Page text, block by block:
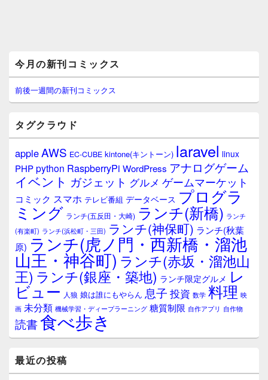
イ
ン
サ
イ
ウ
ィ
ジ
ェ
ア
今月の新刊コミックス
前後一週間の新刊コミックス
タグクラウド
appleAWS EC-CUBE kintone(キントーン) laravel linux
PHPpython RaspberryPi WordPress アナログゲーム
イベント ガジェット グルメ ゲームマーケット
コミック スマホ テレビ番組 データベース プログラ
ミング ランチ(五反田・大崎) ランチ(新橋) ランチ
(有楽町) ランチ(浜松町・三田) ランチ(神保町) ランチ(秋葉
原) ランチ(虎ノ門・西新橋・溜池
山王・神谷町) ランチ(赤坂・溜池山
王) ランチ(銀座・築地) ランチ限定グルメ レ
ビュー 人狼 娘は誰にもやらん 息子 投資 数学 料理 映
画 未分類 機械学習・ディープラーニング 糖質制限 自作アプリ 自作物
読書食べ歩き
最近の投稿